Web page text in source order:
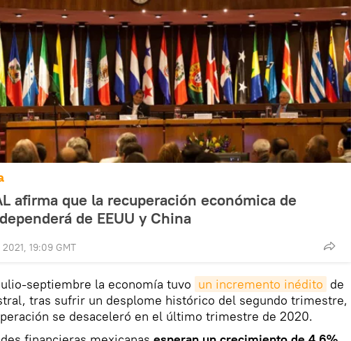
afirma que la recuperación económica de
de EEUU y China
19:09 GMT
septiembre la economía tuvo un incremento inédito de
tras sufrir un desplome histórico del segundo trimestre,
se desaceleró en el último trimestre de 2020.